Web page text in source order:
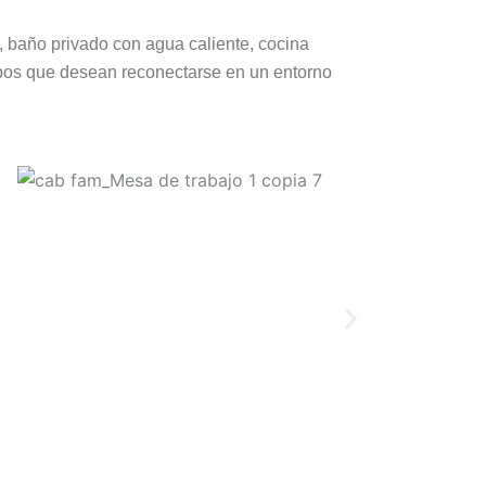
baño privado con agua caliente, cocina
que desean reconectarse en un entorno